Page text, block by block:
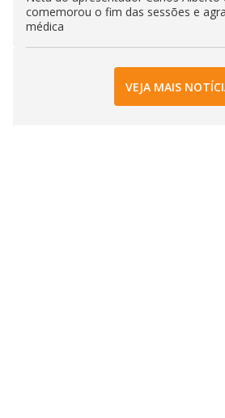
comemorou o fim das sessões e
médica
VEJA MAIS